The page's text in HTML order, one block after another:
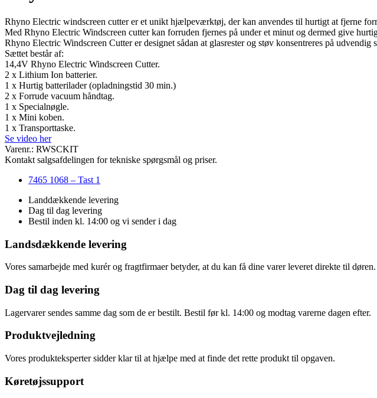
Rhyno Electric windscreen cutter er et unikt hjælpeværktøj, der kan anvendes til hurtigt at fjerne
Med Rhyno Electric Windscreen cutter kan forruden fjernes på under et minut og dermed give
Rhyno Electric Windscreen Cutter er designet sådan at glasrester og støv konsentreres på
Sættet består af:
14,4V Rhyno Electric Windscreen Cutter.
2 x Lithium Ion batterier.
1 x Hurtig batterilader (opladningstid 30 min.)
2 x Forrude vacuum håndtag.
1 x Specialnøgle.
1 x Mini koben.
1 x Transporttaske.
Se video her
Varenr.: RWSCKIT
Kontakt salgsafdelingen for tekniske spørgsmål og priser.
7465 1068 – Tast 1
Landdækkende levering
Dag til dag levering
Bestil inden kl. 14:00 og vi sender i dag
Landsdækkende levering
Vores samarbejde med kurér og fragtfirmaer betyder, at du kan få dine varer leveret direkte til døren.
Dag til dag levering
Lagervarer sendes samme dag som de er bestilt. Bestil før kl. 14:00 og modtag varerne dagen efter.
Produktvejledning
Vores produkteksperter sidder klar til at hjælpe med at finde det rette produkt til opgaven.
Køretøjssupport